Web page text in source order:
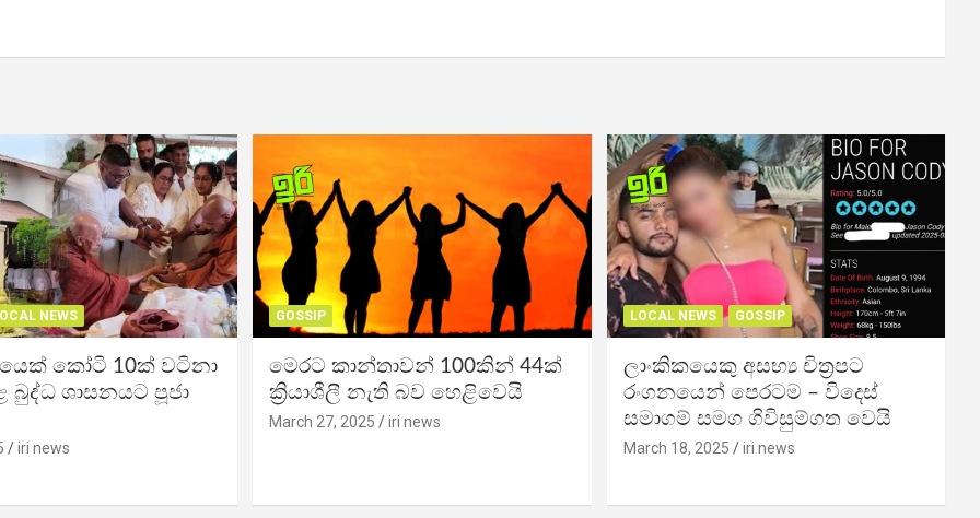
NEWS
කෝටි 10ක් වටිනා
බුද්ධ ශාසනයට පූජා
iri news
GOSSIP
මෙරට කාන්තාවන් 100කින් 44ක්
ක්‍රියාශීලී නැති බව හෙළිවෙයි
March 27, 2025 iri news
LOCAL NEWS GOSSIP
ලාංකිකයෙකු අසභ්‍ය චිත්‍රපට
රංගනයෙන් පෙරටම – විදෙස්
සමාගම් සමග ගිවිසුම්ගත වෙයි
March 18, 2025 iri news